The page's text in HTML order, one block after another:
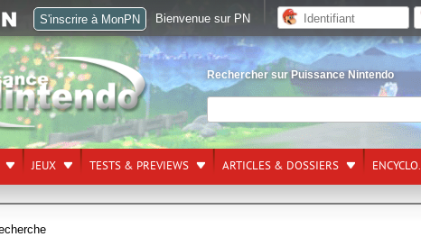
Rechercher sur Puissance Nintendo
JEUX TESTS & PREVIEWS ARTICLES & DOSSIERS ENCYCLO.
S'inscrire à MonPN Bienvenue sur PN